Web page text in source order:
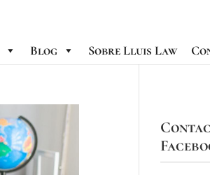
Blog Sobre Lluis Law